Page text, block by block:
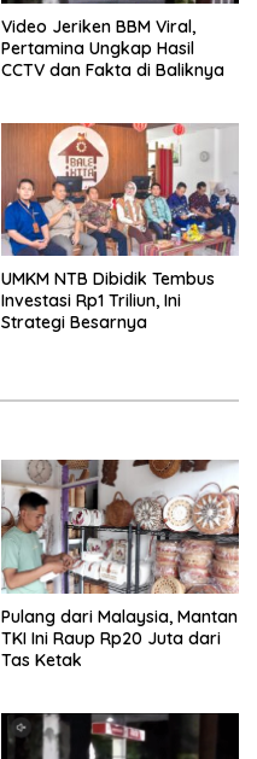
Video Jeriken BBM Viral,
Pertamina Ungkap Hasil
CCTV dan Fakta di Baliknya
UMKM NTB Dibidik Tembus
Investasi Rp1 Triliun, Ini
Strategi Besarnya
Pulang dari Malaysia, Mantan
TKI Ini Raup Rp20 Juta dari
Tas Ketak